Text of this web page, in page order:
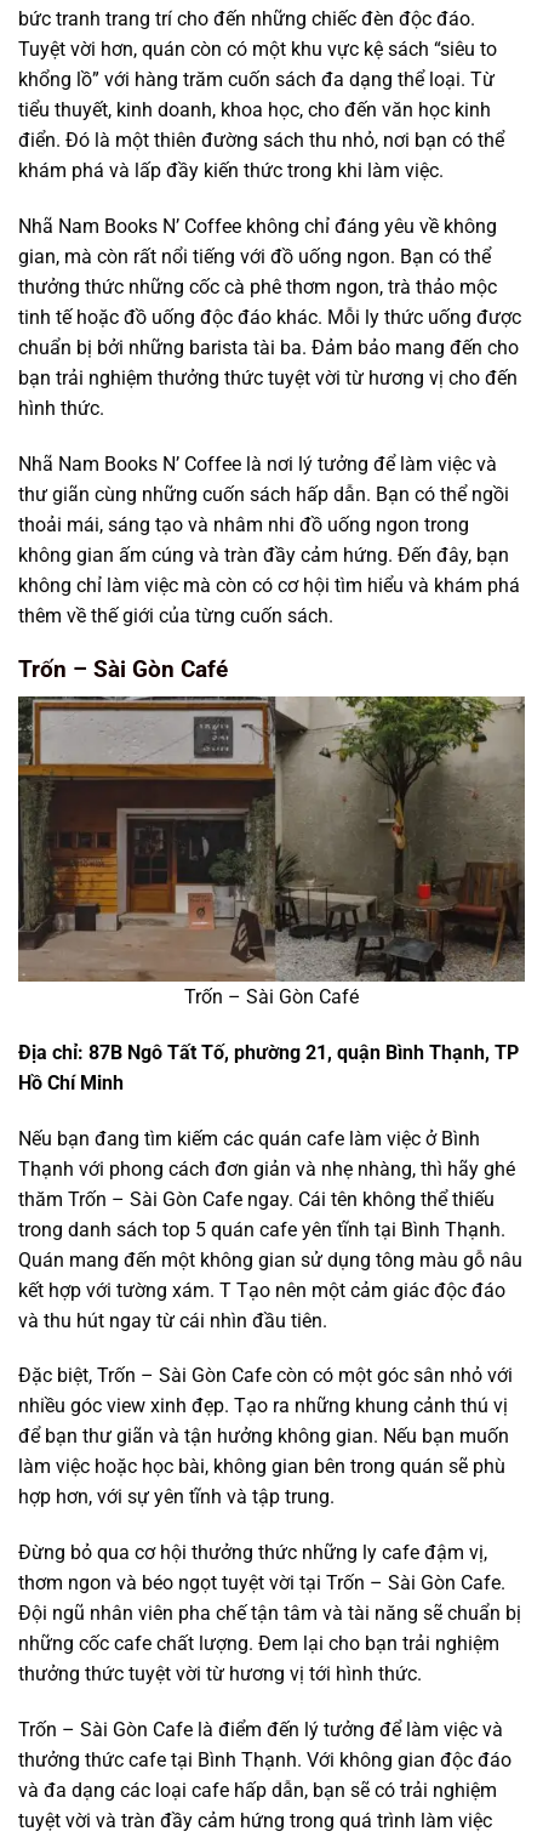
bức tranh trang trí cho đến những chiếc đèn độc đáo.
Tuyệt vời hơn, quán còn có một khu vực kệ sách “siêu to
khổng lồ” với hàng trăm cuốn sách đa dạng thể loại. Từ
tiểu thuyết, kinh doanh, khoa học, cho đến văn học kinh
điển. Đó là một thiên đường sách thu nhỏ, nơi bạn có thể
khám phá và lấp đầy kiến thức trong khi làm việc.
Nhã Nam Books N’ Coffee không chỉ đáng yêu về không
gian, mà còn rất nổi tiếng với đồ uống ngon. Bạn có thể
thưởng thức những cốc cà phê thơm ngon, trà thảo mộc
tinh tế hoặc đồ uống độc đáo khác. Mỗi ly thức uống được
chuẩn bị bởi những barista tài ba. Đảm bảo mang đến cho
bạn trải nghiệm thưởng thức tuyệt vời từ hương vị cho đến
hình thức.
Nhã Nam Books N’ Coffee là nơi lý tưởng để làm việc và
thư giãn cùng những cuốn sách hấp dẫn. Bạn có thể ngồi
thoải mái, sáng tạo và nhâm nhi đồ uống ngon trong
không gian ấm cúng và tràn đầy cảm hứng. Đến đây, bạn
không chỉ làm việc mà còn có cơ hội tìm hiểu và khám phá
thêm về thế giới của từng cuốn sách.
Trốn – Sài Gòn Café
Trốn – Sài Gòn Café
Địa chỉ: 87B Ngô Tất Tố, phường 21, quận Bình Thạnh, TP
Hồ Chí Minh
Nếu bạn đang tìm kiếm các quán cafe làm việc ở Bình
Thạnh với phong cách đơn giản và nhẹ nhàng, thì hãy ghé
thăm Trốn – Sài Gòn Cafe ngay. Cái tên không thể thiếu
trong danh sách top 5 quán cafe yên tĩnh tại Bình Thạnh.
Quán mang đến một không gian sử dụng tông màu gỗ nâu
kết hợp với tường xám. T Tạo nên một cảm giác độc đáo
và thu hút ngay từ cái nhìn đầu tiên.
Đặc biệt, Trốn – Sài Gòn Cafe còn có một góc sân nhỏ với
nhiều góc view xinh đẹp. Tạo ra những khung cảnh thú vị
để bạn thư giãn và tận hưởng không gian. Nếu bạn muốn
làm việc hoặc học bài, không gian bên trong quán sẽ phù
hợp hơn, với sự yên tĩnh và tập trung.
Đừng bỏ qua cơ hội thưởng thức những ly cafe đậm vị,
thơm ngon và béo ngọt tuyệt vời tại Trốn – Sài Gòn Cafe.
Đội ngũ nhân viên pha chế tận tâm và tài năng sẽ chuẩn bị
những cốc cafe chất lượng. Đem lại cho bạn trải nghiệm
thưởng thức tuyệt vời từ hương vị tới hình thức.
Trốn – Sài Gòn Cafe là điểm đến lý tưởng để làm việc và
thưởng thức cafe tại Bình Thạnh. Với không gian độc đáo
và đa dạng các loại cafe hấp dẫn, bạn sẽ có trải nghiệm
tuyệt vời và tràn đầy cảm hứng trong quá trình làm việc